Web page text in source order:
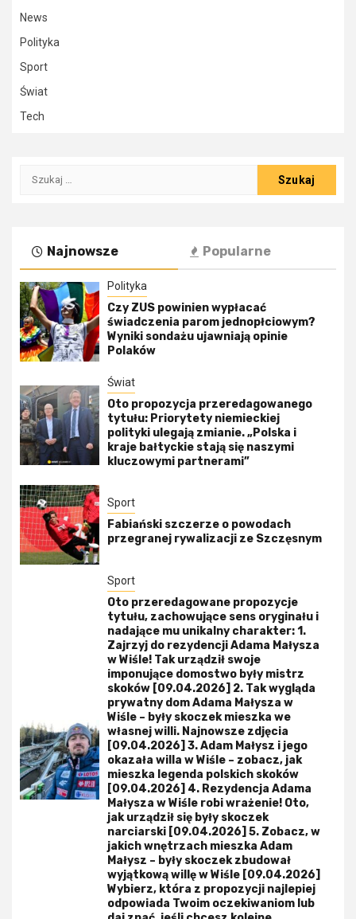
News
Polityka
Sport
Świat
Tech
Szukaj:
Najnowsze Popularne
Polityka
Czy ZUS powinien wypłacać
świadczenia parom jednopłciowym?
Wyniki sondażu ujawniają opinie
Polaków
Świat
Oto propozycja przeredagowanego
tytułu: Priorytety niemieckiej
polityki ulegają zmianie. „Polska i
kraje bałtyckie stają się naszymi
kluczowymi partnerami”
Sport
Fabiański szczerze o powodach
przegranej rywalizacji ze Szczęsnym
Sport
Oto przeredagowane propozycje
tytułu, zachowujące sens oryginału i
nadające mu unikalny charakter: 1.
Zajrzyj do rezydencji Adama Małysza
w Wiśle! Tak urządził swoje
imponujące domostwo były mistrz
skoków [09.04.2026] 2. Tak wygląda
prywatny dom Adama Małysza w
Wiśle – były skoczek mieszka we
własnej willi. Najnowsze zdjęcia
[09.04.2026] 3. Adam Małysz i jego
okazała willa w Wiśle – zobacz, jak
mieszka legenda polskich skoków
[09.04.2026] 4. Rezydencja Adama
Małysza w Wiśle robi wrażenie! Oto,
jak urządził się były skoczek
narciarski [09.04.2026] 5. Zobacz, w
jakich wnętrzach mieszka Adam
Małysz – były skoczek zbudował
wyjątkową willę w Wiśle [09.04.2026]
Wybierz, która z propozycji najlepiej
odpowiada Twoim oczekiwaniom lub